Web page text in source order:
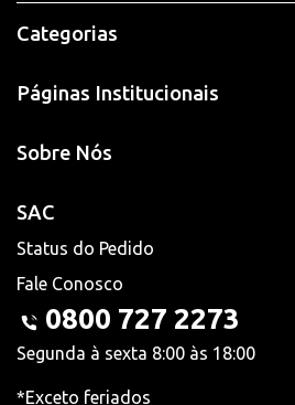
Categorias
Páginas Institucionais
Sobre Nós
SAC
Status do Pedido
Fale Conosco
0800 727 2273
Segunda à sexta 8:00 às 18:00
*Exceto feriados